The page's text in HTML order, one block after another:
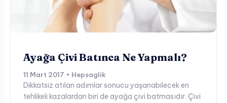
Ayağa Çivi Batınca Ne Yapmalı?
11 Mart 2017 • Hepsaglik
Dikkatsiz atılan adımlar sonucu yaşanabilecek en
tehlikeli kazalardan biri de ayağa çivi batmasıdır. Çivi